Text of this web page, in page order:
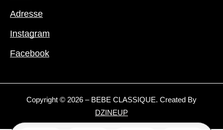
Adresse
Instagram
Facebook
Copyright © 2026 – BEBE CLASSIQUE. Created By
DZINEUP